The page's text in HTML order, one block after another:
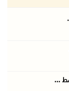
...